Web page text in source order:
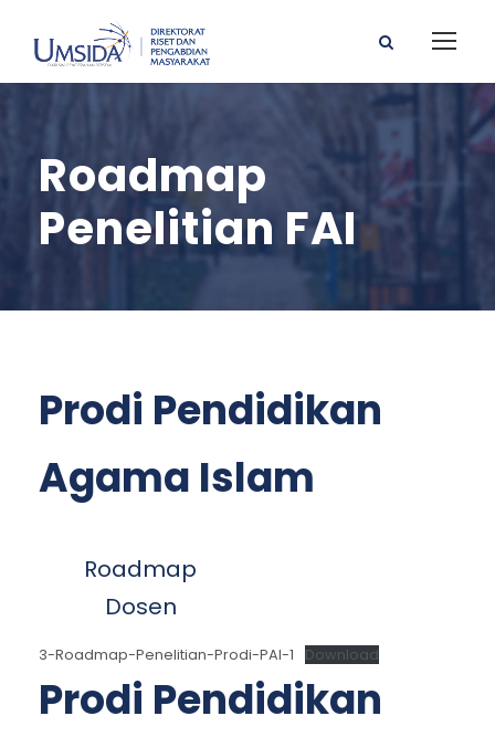
Roadmap
Penelitian FAI
Prodi Pendidikan
Agama Islam
Roadmap
Dosen
3-Roadmap-Penelitian-Prodi-PAI-1 Download
Prodi Pendidikan